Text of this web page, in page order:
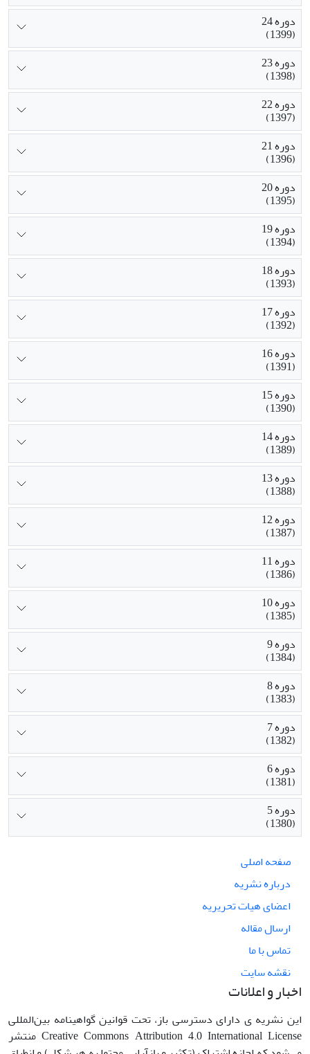
دوره 24
(1399)
دوره 23
(1398)
دوره 22
(1397)
دوره 21
(1396)
دوره 20
(1395)
دوره 19
(1394)
دوره 18
(1393)
دوره 17
(1392)
دوره 16
(1391)
دوره 15
(1390)
دوره 14
(1389)
دوره 13
(1388)
دوره 12
(1387)
دوره 11
(1386)
دوره 10
(1385)
دوره 9
(1384)
دوره 8
(1383)
دوره 7
(1382)
دوره 6
(1381)
دوره 5
(1380)
صفحه اصلی
درباره نشریه
اعضای هیات تحریریه
ارسال مقاله
تماس با ما
نقشه سایت
اخبار و اعلانات
این نشریه ی دارای دسترسی باز، تحت قوانین گواهینامه بین‌المللی
Creative Commons Attribution 4.0 International License منتشر